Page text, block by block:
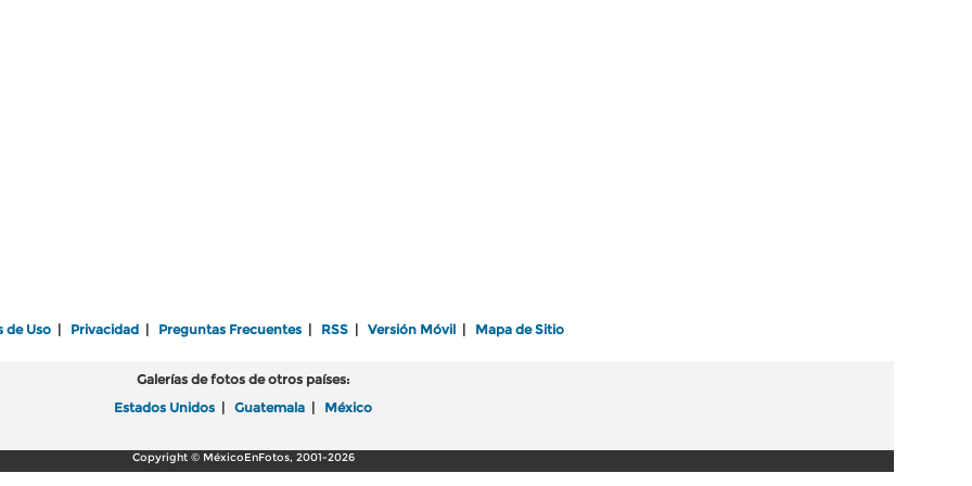
de Uso Privacidad Preguntas Frecuentes RSS Versión Móvil Mapa de Sitio
Galerías de fotos de otros países:
Estados Unidos
Guatemala México
Copyright © MéxicoEnFotos, 2001-2026